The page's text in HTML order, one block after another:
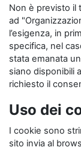
Non è previsto il
ad
l’esigenza, in
specifica, nel
stata emanata
siano disponibili
richiesto il
Uso dei
I cookie sono
sito invia al